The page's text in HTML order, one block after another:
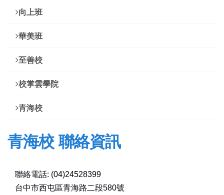
向上班
華美班
至善校
校掌雲學院
青海校
青海校 聯絡資訊
聯絡電話: (04)24528399
台中市西屯區青海路二段580號